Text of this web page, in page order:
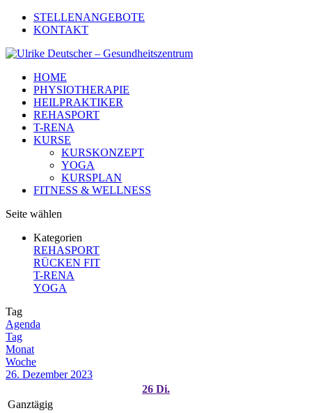
STELLENANGEBOTE
KONTAKT
HOME
PHYSIOTHERAPIE
HEILPRAKTIKER
REHASPORT
T-RENA
KURSE
KURSKONZEPT
YOGA
KURSPLAN
FITNESS & WELLNESS
Seite wählen
Kategorien
REHASPORT
RÜCKEN FIT
T-RENA
YOGA
Tag
Agenda
Tag
Monat
Woche
26. Dezember 2023
26 Di.
Ganztägig